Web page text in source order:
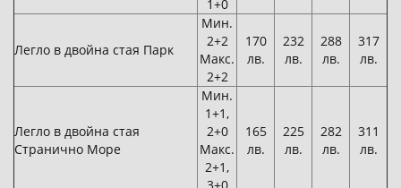
1+0
Легло в двойна стая Парк
Мин.
2+2
Макс.
2+2
170
лв.
232
лв.
288
лв.
317
лв.
Легло в двойна стая
Странично Море
Мин.
1+1,
2+0
Макс.
2+1,
165
лв.
225
лв.
282
лв.
311
лв.